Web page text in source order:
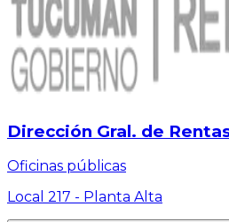
Dirección Gral. de
Oficinas públicas
Local 217 - Planta Alta